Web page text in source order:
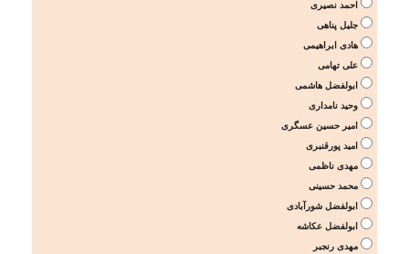
احمد نصیری
جلیل پناهی
هادی ابراهیمی
علی تهامی
ابولفضل هاشمی
وحید نامداری
امیر حسین عسگری
امید پورقنبری
مهدی ناظمی
محمد حسینی
ابولفضل شورآبادی
ابولفضل عکاشه
مهدی رنجبر